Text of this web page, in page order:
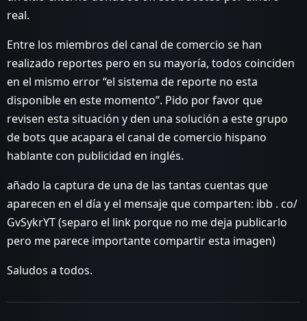
real.
Entre los miembros del canal de comercio se han
realizado reportes pero en su mayoría, todos coinciden
en el mismo error “el sistema de reporte no esta
disponible en este momento”. Pido por favor que
revisen esta situación y den una solución a este grupo
de bots que acapara el canal de comercio hispano
hablante con publicidad en inglés.
añado la captura de una de las tantas cuentas que
aparecen en el día y el mensaje que comparten: ibb . co/
GvSykrYT (separo el link porque no me deja publicarlo
pero me parece importante compartir esta imagen)
Saludos a todos.